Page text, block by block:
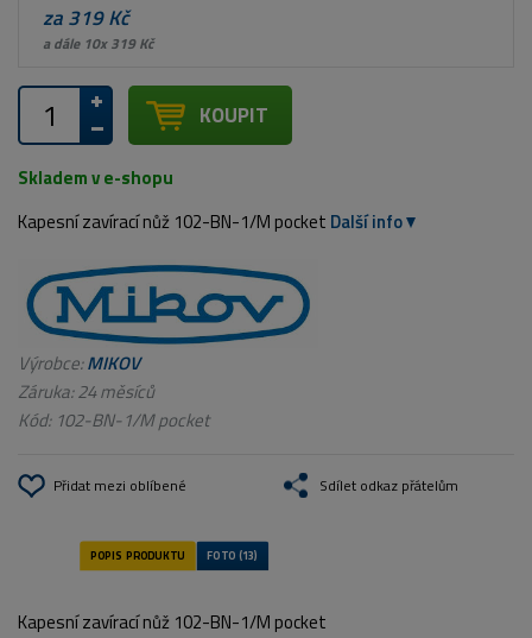
za 319 Kč
a dále 10x 319 Kč
KOUPIT
Skladem v e-shopu
Kapesní zavírací nůž 102-BN-1/M pocket Další info
Výrobce:MIKOV
Záruka: 24 měsíců
Kód: 102-BN-1/M pocket
Přidat mezi oblíbené Sdílet odkaz přátelům
Kapesní zavírací nůž 102-BN-1/M pocket